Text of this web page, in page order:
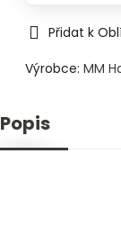
Přidat k
Výrobce:MM
Popis